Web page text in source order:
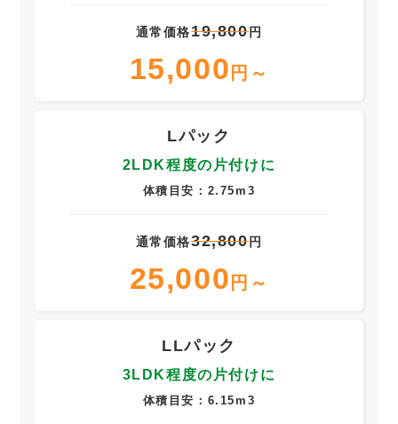
通常価格19,800円
15,000 円～
Lパック
2LDK程度の片付けに
体積目安：2.75m3
通常価格32,800円
25,000 円～
LLパック
3LDK程度の片付けに
体積目安：6.15m3